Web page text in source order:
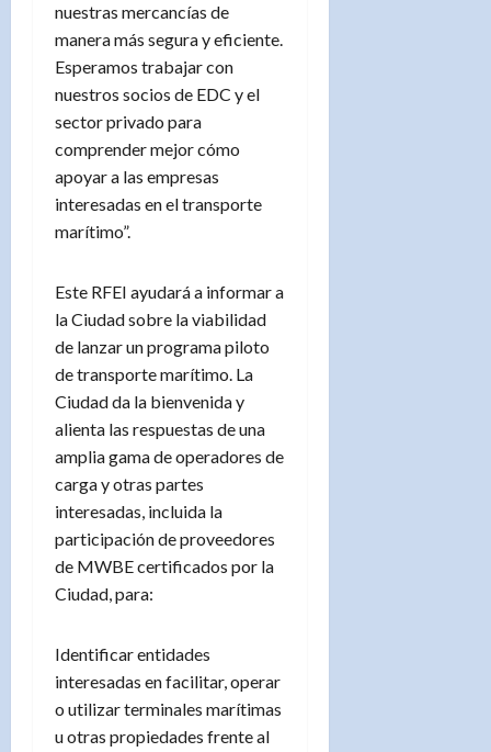
nuestras mercancías de
manera más segura y eficiente.
Esperamos trabajar con
nuestros socios de EDC y el
sector privado para
comprender mejor cómo
apoyar a las empresas
interesadas en el transporte
marítimo”.
Este RFEI ayudará a informar a
la Ciudad sobre la viabilidad
de lanzar un programa piloto
de transporte marítimo. La
Ciudad da la bienvenida y
alienta las respuestas de una
amplia gama de operadores de
carga y otras partes
interesadas, incluida la
participación de proveedores
de MWBE certificados por la
Ciudad, para:
Identificar entidades
interesadas en facilitar, operar
o utilizar terminales marítimas
u otras propiedades frente al